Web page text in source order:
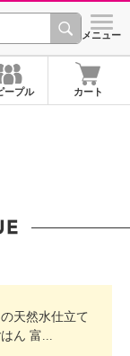
ショッ
メニュー
ープル カート
天然水仕立て
ん 富...